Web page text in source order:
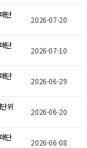
단
2026-07-20
단
2026-07-10
단
2026-06-29
위
2026-06-20
단
2026-06-08